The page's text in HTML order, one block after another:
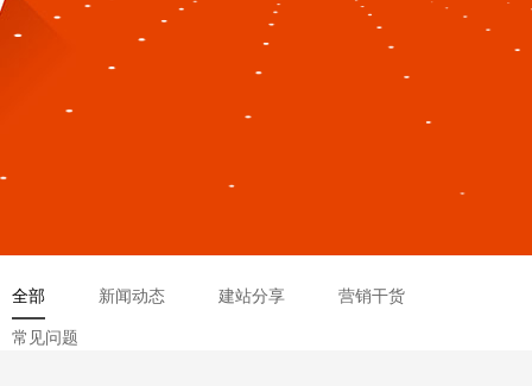
全部 新闻动态 建站分享 营销干货
常见问题